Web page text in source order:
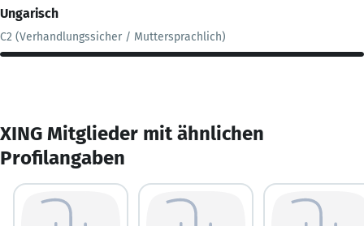
Ungarisch
C2 (Verhandlungssicher / Muttersprachlich)
XING Mitglieder mit ähnlichen
Profilangaben